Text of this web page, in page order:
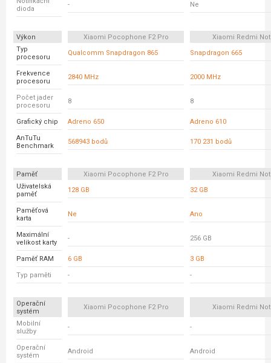
dioda
- Ne
Výkon Xiaomi Pocophone F2 Pro
Xiaomi Redmi
Typ
procesoru
Qualcomm Snapdragon 865 Snapdragon 665
Frekvence
procesoru
2840 MHz 2000 MHz
Počet jader
procesoru
8 8
Grafický chip Adreno 650 Adreno 610
AnTuTu
Benchmark
568943 bodů 170 231 bodů
Paměť Xiaomi Pocophone F2 Pro
Xiaomi Redmi
Uživatelská
paměť
128 GB 32 GB
Paměťová
karta
Ne Ano
Maximální
velikost karty
- 256 GB
Paměť RAM 6 GB 3 GB
Typ paměti - -
Operační
systém
Xiaomi Pocophone F2 Pro Xiaomi Redmi
Mobilní
služby
- -
Operační
systém
Android Android